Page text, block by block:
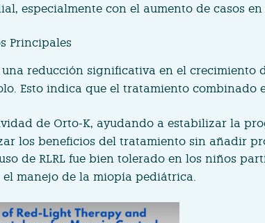
especialmente con el aumento de casos en
Principales
una reducción significativa en el
Esto indica que el tratamiento combinado
de Orto-K, ayudando a estabilizar la
los beneficios del tratamiento sin añadir
de RLRL fue bien tolerado en los niños
manejo de la miopía pediátrica.